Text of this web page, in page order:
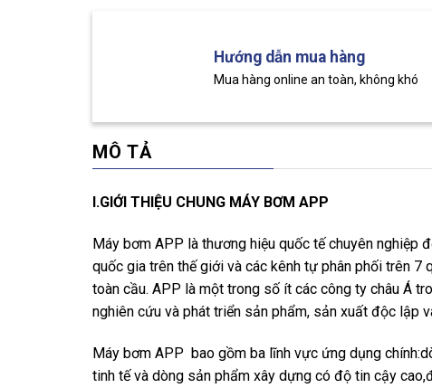
Hướng dẫn mua hàng
Mua hàng online an toàn, không khó
MÔ TẢ
I.GIỚI THIỆU CHUNG MÁY BƠM APP
Máy bơm APP là thương hiệu quốc tế chuyên nghiệp
quốc gia trên thế giới và các kênh tự phân phối trên
toàn cầu. APP là một trong số ít các công ty châu Á
nghiên cứu và phát triển sản phẩm, sản xuất độc lập
Máy bơm APP bao gồm ba lĩnh vực ứng dụng
tinh tế và dòng sản phẩm xây dựng có độ tin cậy